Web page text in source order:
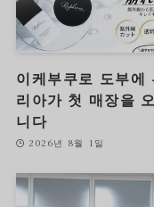
이케부쿠로 도부에
리아가 첫 매장을
니다
2026년 8월 1일